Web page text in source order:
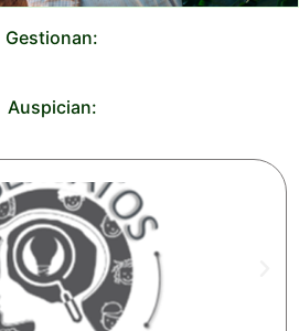
Gestionan:
Auspician: